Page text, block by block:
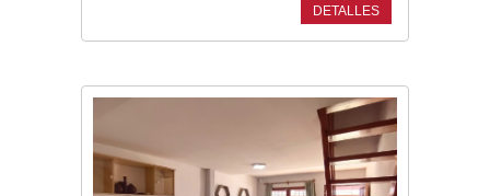
DETALLES